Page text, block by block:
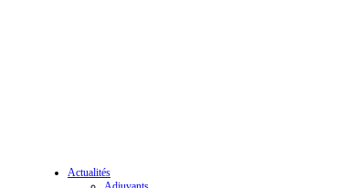
Actualités